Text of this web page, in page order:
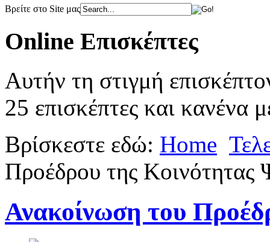
Βρείτε στο Site μας
Online Επισκέπτες
Αυτήν τη στιγμή
25 επισκέπτες και κανένα
Βρίσκεστε εδώ: Home
Προέδρου της Κοινότητας
Ανακοίνωση του